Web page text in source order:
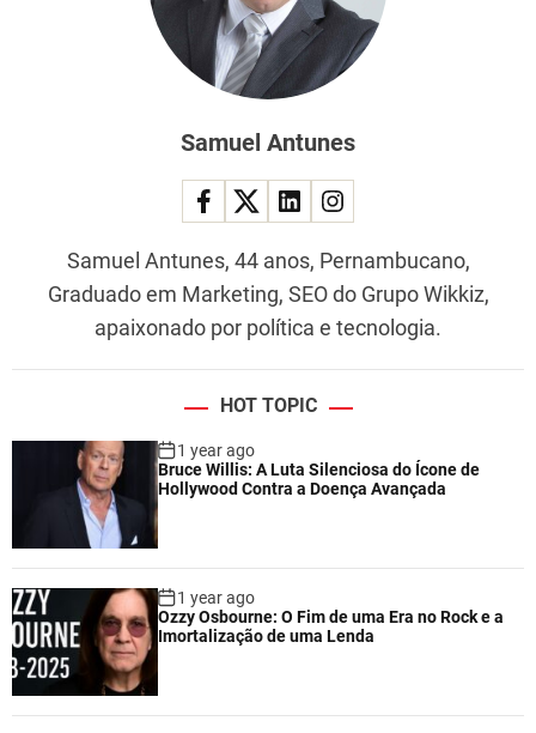
Samuel Antunes
Samuel Antunes, 44 anos, Pernambucano,
Graduado em Marketing, SEO do Grupo Wikkiz,
apaixonado por política e tecnologia.
HOT TOPIC
1 year ago
Bruce Willis: A Luta Silenciosa do Ícone de
Hollywood Contra a Doença Avançada
1 year ago
Ozzy Osbourne: O Fim de uma Era no Rock e a
Imortalização de uma Lenda